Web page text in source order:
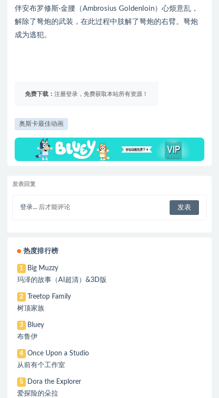
伴安布罗修斯·金腰（Ambrosius Goldenloin）心烦意乱，
解除了弩炮的武装，在此过程中肢解了弩炮的右臂。弩炮
成为逃犯。
免费下载： 注册登录，免费获取本站所有资源！
奥斯卡最佳动画
发表回复
登录... 后才能评论
热度排行榜
1
Big Muzzy
玛泽的故事（AI超清）&3D版
2
Treetop Family
树顶家族
3
Bluey
布鲁伊
4
Once Upon a Studio
从前有个工作室
5
Dora the Explorer
爱探险的朵拉